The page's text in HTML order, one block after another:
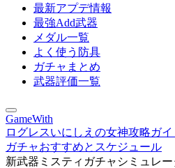
最新アプデ情報
最強Add武器
メダル一覧
よく使う防具
ガチャまとめ
武器評価一覧
GameWith
ログレスいにしえの女神攻略ガイ
ガチャおすすめとスケジュール
新武器ミスティガチャシミュレー